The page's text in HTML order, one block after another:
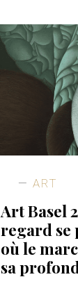
ART
Art Basel
regard se
où le
sa